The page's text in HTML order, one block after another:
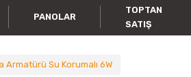
PANOLAR
TOPTAN
SATIŞ
Su Korumalı 6W